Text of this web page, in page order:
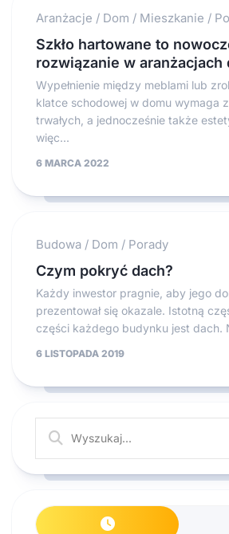
Aranżacje / Dom / Mieszkanie /
Szkło hartowane to
rozwiązanie w aranżacjach
Wypełnienie między meblami lub
klatce schodowej w domu wymaga
trwałych, a jednocześnie także
więc...
6 MARCA 2022
Budowa / Dom / Porady
Czym pokryć dach?
Każdy inwestor pragnie, aby jego
prezentował się okazale. Istotną
części każdego budynku jest dach.
6 LISTOPADA 2019